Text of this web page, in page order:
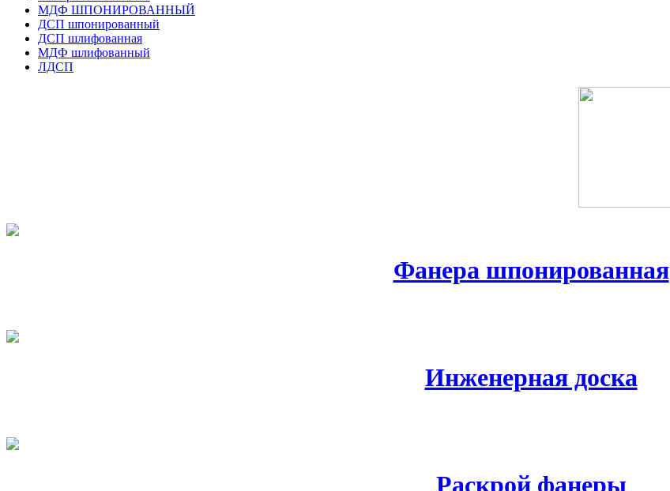
МДФ ШПОНИРОВАННЫЙ
ДСП шпонированный
ДСП шлифованная
МДФ шлифованный
ЛДСП
Фанера шпонированная
Инженерная доска
Раскрой фанеры